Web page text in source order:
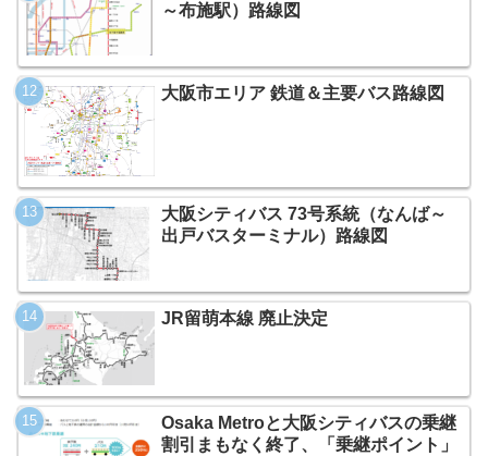
～布施駅）路線図
大阪市エリア 鉄道＆主要バス路線図
大阪シティバス 73号系統（なんば～
出戸バスターミナル）路線図
JR留萌本線 廃止決定
Osaka Metroと大阪シティバスの乗継
割引まもなく終了、「乗継ポイント」